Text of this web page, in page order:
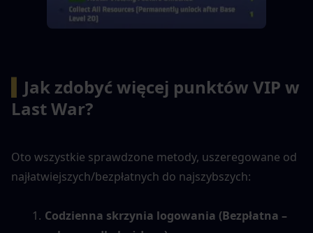
Jak zdobyć więcej punktów VIP w
Last War?
Oto wszystkie sprawdzone metody, uszeregowane od
najłatwiejszych/bezpłatnych do najszybszych:
Codzienna skrzynia logowania (Bezpłatna –